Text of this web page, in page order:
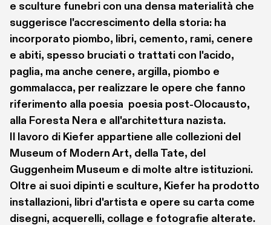
e sculture funebri con una densa materialità che
suggerisce l'accrescimento della storia: ha
incorporato piombo, libri, cemento, rami, cenere
e abiti, spesso bruciati o trattati con l'acido,
paglia, ma anche cenere, argilla, piombo e
gommalacca, per realizzare le opere che fanno
riferimento alla poesia  poesia post-Olocausto,
alla Foresta Nera e all'architettura nazista.
Il lavoro di Kiefer appartiene alle collezioni del
Museum of Modern Art, della Tate, del
Guggenheim Museum e di molte altre istituzioni.
Oltre ai suoi dipinti e sculture, Kiefer ha prodotto
installazioni, libri d'artista e opere su carta come
disegni, acquerelli, collage e fotografie alterate.